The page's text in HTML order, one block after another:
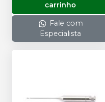
carrinho
Fale com
Especialista